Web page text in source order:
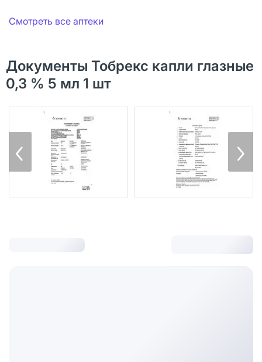
Смотреть все аптеки
Документы Тобрекс капли глазные
0,3 % 5 мл 1 шт